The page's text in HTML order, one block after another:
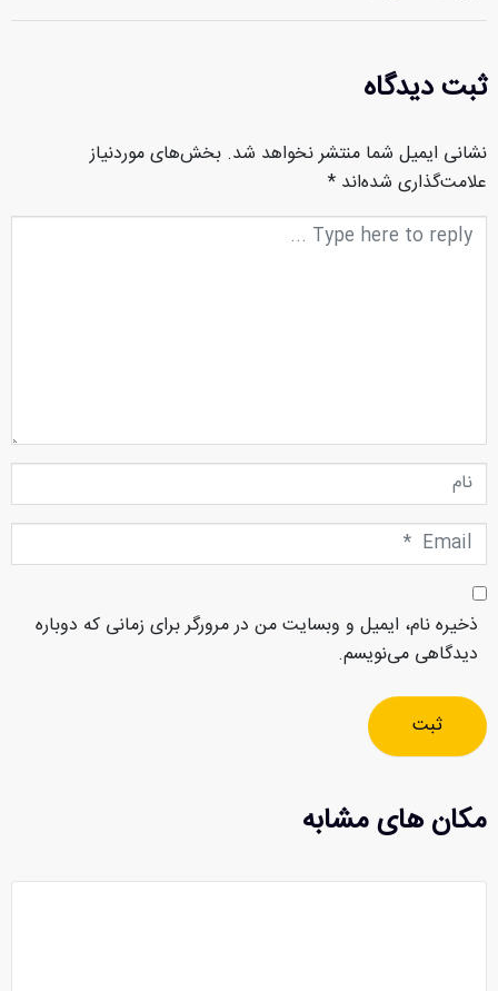
ثبت دیدگاه
نشانی ایمیل شما منتشر نخواهد شد. بخش‌های موردنیاز
علامت‌گذاری شده‌اند *
متن
نام
Email
*
ذخیره نام، ایمیل و وبسایت من در مرورگر برای زمانی که دوباره
دیدگاهی می‌نویسم.
ثبت
مکان های مشابه